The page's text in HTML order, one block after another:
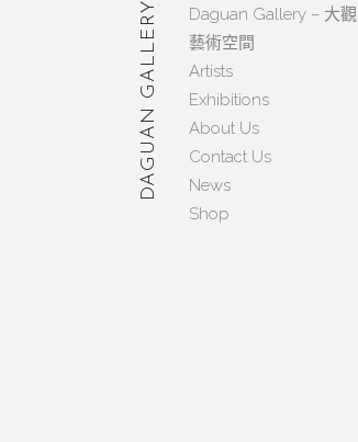
DAGUAN GALLERY
Daguan Gallery – 大觀
藝術空間
Artists
Exhibitions
About Us
Contact Us
News
Shop